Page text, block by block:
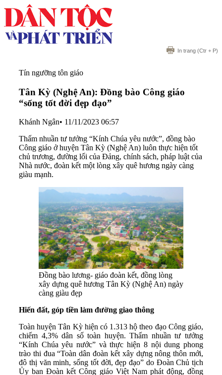
In trang (Ctr + P)
Tín ngưỡng tôn giáo
Tân Kỳ (Nghệ An): Đồng bào Công giáo
“sống tốt đời đẹp đạo”
Khánh Ngân• 11/11/2023 06:57
Thấm nhuần tư tưởng “Kính Chúa yêu nước”, đồng bào
Công giáo ở huyện Tân Kỳ (Nghệ An) luôn thực hiện tốt
chủ trương, đường lối của Đảng, chính sách, pháp luật của
Nhà nước, đoàn kết một lòng xây quê hương ngày càng
giàu mạnh.
Đồng bào lương- giáo đoàn kết, đồng lòng
xây dựng quê hương Tân Kỳ (Nghệ An) ngày
càng giàu đẹp
Hiến đất, góp tiền làm đường giao thông
Toàn huyện Tân Kỳ hiện có 1.313 hộ theo đạo Công giáo,
chiếm 4,3% dân số toàn huyện. Thấm nhuần tư tưởng
“Kính Chúa yêu nước” và thực hiện 8 nội dung phong
trào thi đua “Toàn dân đoàn kết xây dựng nông thôn mới,
đô thị văn minh, sống tốt đời, đẹp đạo” do Đoàn Chủ tịch
Ủy ban Đoàn kết Công giáo Việt Nam phát động, đồng